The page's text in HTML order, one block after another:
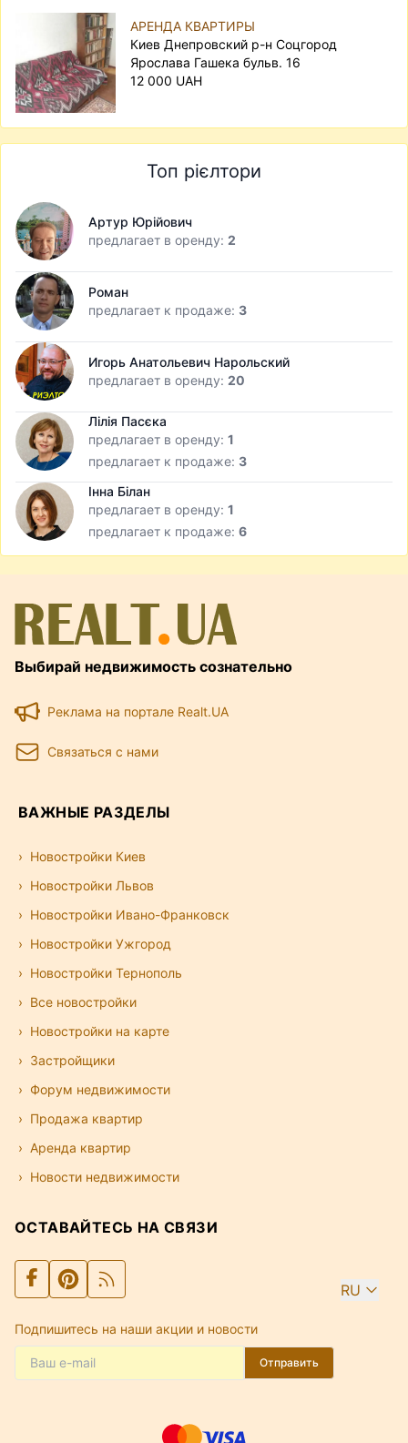
АРЕНДА КВАРТИРЫ
Киев Днепровский р-н Соцгород
Ярослава Гашека бульв. 16
12 000 UAH
Топ рієлтори
Артур Юрійович
предлагает в оренду: 2
Роман
предлагает к продаже: 3
Игорь Анатольевич Нарольский
предлагает в оренду: 20
Лілія Пасєка
предлагает в оренду: 1
предлагает к продаже: 3
Інна Білан
предлагает в оренду: 1
предлагает к продаже: 6
Выбирай недвижимость сознательно
Реклама на портале Realt.UA
Связаться с нами
ВАЖНЫЕ РАЗДЕЛЫ
Новостройки Киев
Новостройки Львов
Новостройки Ивано-Франковск
Новостройки Ужгород
Новостройки Тернополь
Все новостройки
Новостройки на карте
Застройщики
Форум недвижимости
Продажа квартир
Аренда квартир
Новости недвижимости
ОСТАВАЙТЕСЬ НА СВЯЗИ
RU
Подпишитесь на наши акции и новости
Отправить